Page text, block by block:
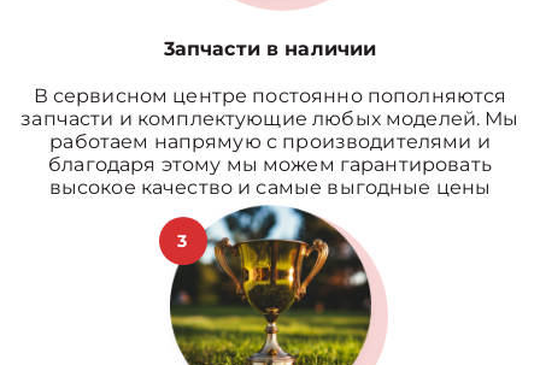
3апчасти в наличии
В сервисном центре постоянно пополняются
запчасти и комплектующие любых моделей. Мы
работаем напрямую с производителями и
благодаря этому мы можем гарантировать
высокое качество и самые выгодные цены
3